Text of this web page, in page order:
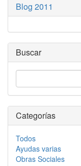
Blog 2011
Buscar
Categorías
Todos
Ayudas varias
Obras Sociales